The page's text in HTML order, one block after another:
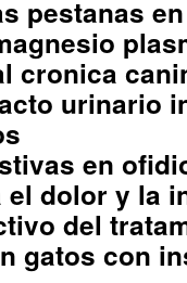
pestanas
cronica
urinario
en
dolor y la
del
gatos con